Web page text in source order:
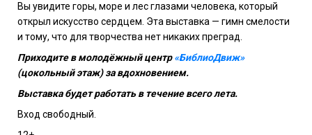
Вы увидите горы, море и лес глазами человека, который
открыл искусство сердцем. Эта выставка — гимн смелости
и тому, что для творчества нет никаких преград.
Приходите в молодёжный центр«БиблиоДвиж»
(цокольный этаж) за вдохновением.
Выставка будет работать в течение всего лета.
Вход свободный.